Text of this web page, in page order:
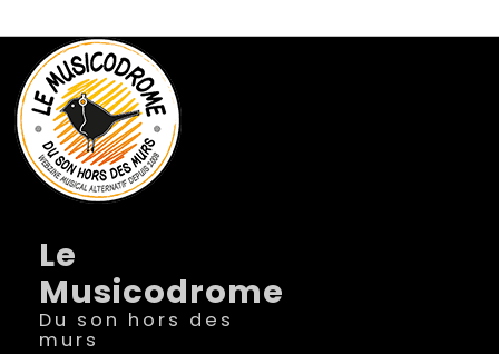
Le
Musicodrome
Du son hors des
murs